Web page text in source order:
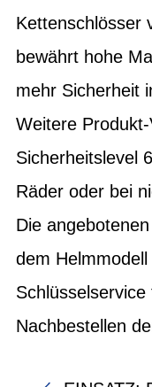
Kettenschlösser
bewährt hohe
mehr Sicherheit
Weitere
Sicherheitslevel
Räder oder bei
Die
dem
Nachbestellen